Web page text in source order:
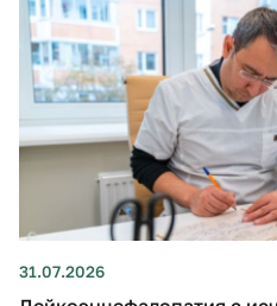
31.07.2026